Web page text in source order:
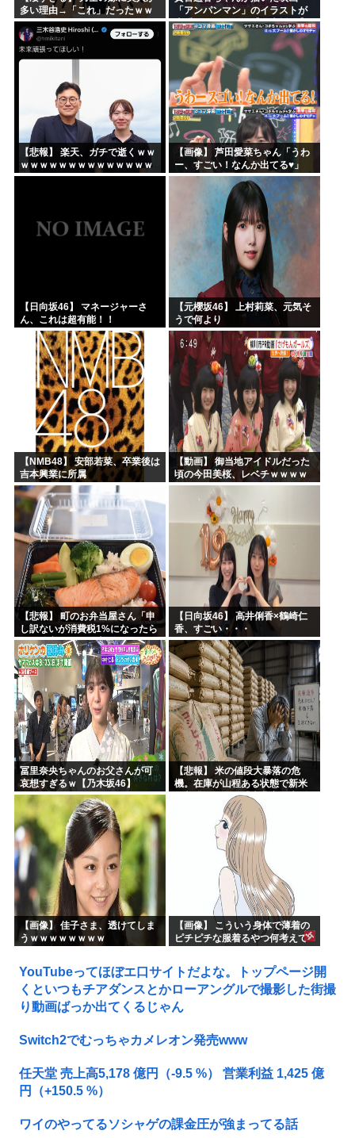
多い理由→「これ」だったｗｗ
ｗｗｗｗｗ
「アンパンマン」のイラストが
上手すぎる！！！【乃木坂46】
【悲報】 楽天、ガチで逝くｗｗ
ｗｗｗｗｗｗｗｗｗｗｗｗｗｗ
ｗｗｗｗ
【画像】 芦田愛菜ちゃん「うわ
ー、すごい！なんか出てる♥」
【日向坂46】 マネージャーさ
ん、これは超有能！！
【元櫻坂46】 上村莉菜、元気そ
うで何より
【NMB48】 安部若菜、卒業後は
吉本興業に所属
【動画】 御当地アイドルだった
頃の今田美桜、レベチｗｗｗｗ
ｗｗｗｗｗｗｗｗｗｗｗｗｗｗ
【悲報】 町のお弁当屋さん「申
し訳ないが消費税1%になったら
その分商品代を値上げするわ」
【日向坂46】 高井俐香×鶴崎仁
香、すごい・・・
冨里奈央ちゃんのお父さんが可
哀想すぎるｗ【乃木坂46】
【悲報】 米の値段大暴落の危
機。在庫が山程ある状態で新米
の収穫始まる。「米農家が生活
【画像】 佳子さま、透けてしま
うｗｗｗｗｗｗｗｗ
【画像】 こういう身体で薄着の
ピチピチな服着るやつ何考えて
YouTubeってほぼエ口サイトだよな。トップページ開
くといつもチアダンスとかローアングルで撮影した街撮
り動画ばっか出てくるじゃん
Switch2でむっちゃカメレオン発売www
任天堂 売上高5,178 億円（-9.5 %） 営業利益 1,425 億
円（+150.5 %）
ワイのやってるソシャゲの課金圧が強まってる話